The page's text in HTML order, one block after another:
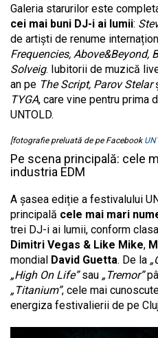
Galeria starurilor este
cei mai buni DJ-i ai lumii:
de artiști de renume
Frequencies, Above&Beyond,
Solveig. Iubitorii de muzică
an pe The Script, Parov Stelar
TYGA, care vine pentru prima
UNTOLD.
[fotografie preluată de pe Facebook
Pe scena principală: cele
industria EDM
A șasea ediție a festivalului
principală cele mai mari
trei DJ-i ai lumii, conform
Dimitri Vegas & Like Mike,
mondial David Guetta. De la
„High On Life”sau „Tremor”
„Titanium”, cele mai
energiza festivalierii de pe